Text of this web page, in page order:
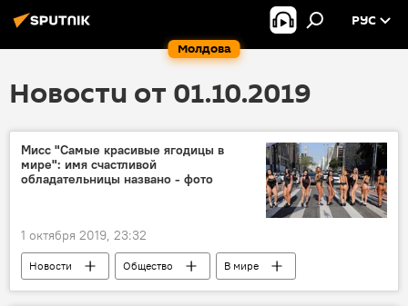
Молдова
РУС
Новости от 01.10.2019
Мисс "Самые красивые ягодицы в
мире": имя счастливой
обладательницы названо - фото
1 октября 2019, 23:32
Новости Общество В мире